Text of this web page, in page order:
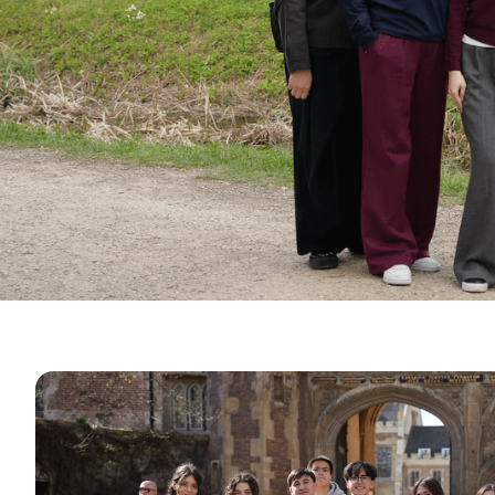
Международное Партнерство
University of Reading
Queen Margaret University
Центр Прикладных Исследований
Cambridge Dream
Подать заявку и принять участие в